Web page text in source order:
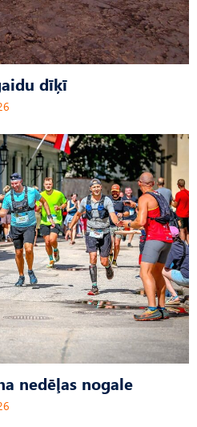
dīķī
nedēļas nogale